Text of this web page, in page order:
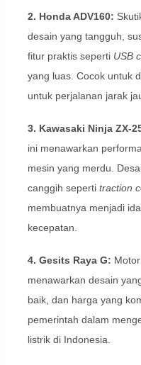
2. Honda ADV160:
desain yang tangguh,
fitur praktis seperti USB
yang luas. Cocok untuk
untuk perjalanan jarak
3. Kawasaki Ninja ZX-
ini menawarkan
mesin yang merdu.
canggih seperti traction
membuatnya menjadi
kecepatan.
4. Gesits Raya G:
menawarkan desain
baik, dan harga yang
pemerintah dalam
listrik di Indonesia.